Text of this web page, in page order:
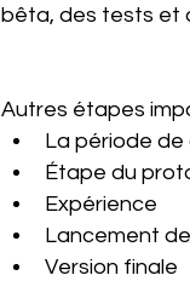
bêta, des tests et
Autres étapes
La période
Étape du
Expérience
Lancement
Version finale